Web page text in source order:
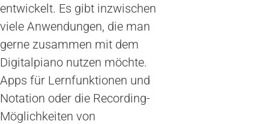
entwickelt. Es gibt inzwischen
viele Anwendungen, die man
gerne zusammen mit dem
Digitalpiano nutzen möchte.
Apps für Lernfunktionen und
Notation oder die Recording-
Möglichkeiten von